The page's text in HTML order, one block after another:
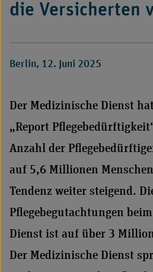
die Versicherten
Berlin, 12. Juni 2025
Der Medizinische Dienst
„Report
Anzahl der
auf 5,6 Millionen
Tendenz weiter steigend.
Pflegebegutachtungen
Dienst ist auf über 3
Der Medizinische Dienst